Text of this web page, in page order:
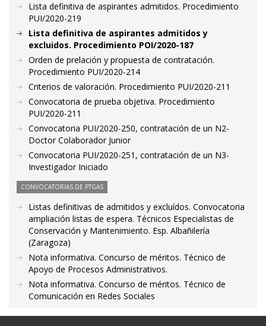
Lista definitiva de aspirantes admitidos. Procedimiento
PUI/2020-219
Lista definitiva de aspirantes admitidos y
excluidos. Procedimiento POI/2020-187
Orden de prelación y propuesta de contratación.
Procedimiento PUI/2020-214
Criterios de valoración. Procedimiento PUI/2020-211
Convocatoria de prueba objetiva. Procedimiento
PUI/2020-211
Convocatoria PUI/2020-250, contratación de un N2-
Doctor Colaborador Junior
Convocatoria PUI/2020-251, contratación de un N3-
Investigador Iniciado
CONVOCATORIAS DE PTGAS
Listas definitivas de admitidos y excluídos. Convocatoria
ampliación listas de espera. Técnicos Especialistas de
Conservación y Mantenimiento. Esp. Albañilería
(Zaragoza)
Nota informativa. Concurso de méritos. Técnico de
Apoyo de Procesos Administrativos.
Nota informativa. Concurso de méritos. Técnico de
Comunicación en Redes Sociales